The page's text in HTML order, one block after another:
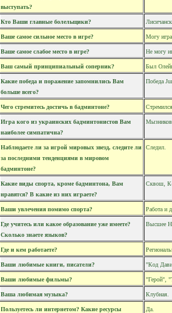
выступать?
Кто Ваши главные болельщики?
Ваше самое сильное место в игре? Могу
Ваше самое слабое место в игре? Не могу
Ваш самый принципиальный соперник? Был
Какие победа и поражение запомнились Вам
больше всего?
Победа
Чего стремитесь достичь в бадминтоне?
Игра кого из украинских бадминтонистов Вам
наиболее симпатична?
Наблюдаете ли за игрой мировых звезд, следите ли
за последними тенденциями в мировом
бадминтоне?
Следил.
Какие виды спорта, кроме бадминтона, Вам
нравятся? В какие из них играете?
Сквош,
Ваши увлечения помимо спорта? Работа и
Где учитесь или какое образование уже имеете?
Сколько знаете языков?
Высшее
Где и кем работаете?
Ваши любимые книги, писатели? "Код
Ваши любимые фильмы? "Герой",
Ваша любимая музыка? Клубная.
Пользуетесь ли интернетом? Какие ресурсы
Да.